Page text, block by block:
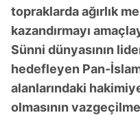
topraklarda ağırlık
kazandırmayı
Sünni dünyasının
hedefleyen Pan-
alanlarındaki
olmasının